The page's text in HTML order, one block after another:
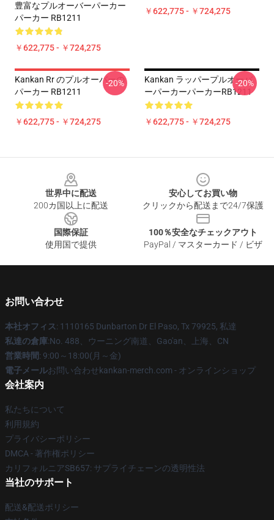
豊富なプルオーバーパーカー
パーカー RB1211
￥622,775 - ￥724,275
￥622,775 - ￥724,275
Kankan Rr のプルオーバーの
パーカー RB1211
￥622,775 - ￥724,275
-20%
Kankan ラッパープルオーバ
ーパーカーパーカーRB1211
￥622,775 - ￥724,275
-20%
世界中に配送
200カ国以上に配送
安心してお買い物
クリックから配送まで24/7保護
国際保証
使用国で提供
100％安全なチェックアウト
PayPal / マスターカード / ビザ
お問い合わせ
本社オフィス: 1110165 Dunbarton Dr El Paso, Tx 79925, 私達
私達の倉庫:No. 488、ウーニング南道、Gao'an、上海、CN
営業時間: 9:00～18:00(月～金)
電子メールお問い合わせkankan-merch.com - オンラインショップ
会社案内
私たちについて
利用規約
プライバシーポリシー
DMCA - 著作権ポリシー
カリフォルニアSB657: サプライチェーンの透明性法
当社のサポート
配送&配送ポリシー